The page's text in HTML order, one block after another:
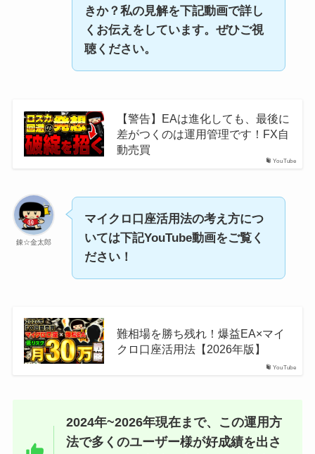
きか？私の見解を下記動画で詳し
くお伝えをしています。ぜひご視
聴ください。
YouTube
【警告】EAは進化しても、最後に
差がつくのは運用管理です！FX自
動売買
錬☆金太郎
マイクロ口座活用法の考え方につ
いては下記YouTube動画をご覧く
ださい！
YouTube
難相場を勝ち残れ！爆益EA×マイ
クロ口座活用法【2026年版】
2024年~2026年現在まで、この運用方
法で多くのユーザー様が好成績を出さ